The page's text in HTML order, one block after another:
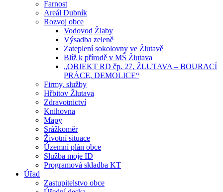
Farnost
Areál Dubník
Rozvoj obce
Vodovod Žlaby
Výsadba zeleně
Zateplení sokolovny ve Žlutavě
Blíž k přírodě v MŠ Žlutava
„OBJEKT RD čp. 27, ŽLUTAVA – BOURACÍ
PRÁCE, DEMOLICE“
Firmy, služby
Hřbitov Žlutava
Zdravotnictví
Knihovna
Mapy
Srážkoměr
Životní situace
Územní plán obce
Služba moje ID
Programová skladba KT
Úřad
Zastupitelstvo obce